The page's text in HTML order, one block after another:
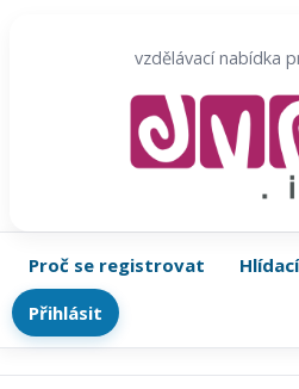
vzdělávací nabídka
Proč se registrovat
Přihlásit